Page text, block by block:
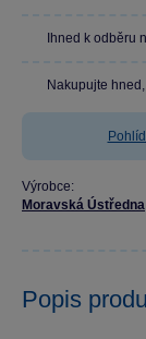
Ihned k odběru
Nakupujte
Výrobce:
Moravská Ústředna
Popis